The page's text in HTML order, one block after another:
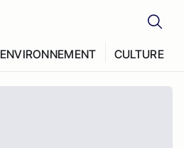
ENVIRONNEMENT CULTURE